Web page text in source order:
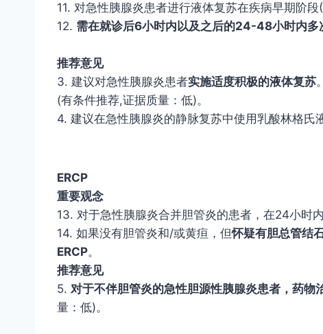
11. 对急性胰腺炎患者进行液体复苏在疾病早期阶段
12. 需在就诊后6小时内以及之后的24-48小时内
推荐意见
3. 建议对急性胰腺炎患者实施适度积极的液体复苏
(有条件推荐,证据质量：低)。
4. 建议在急性胰腺炎的静脉复苏中使用乳酸林格氏
ERCP
重要观念
13. 对于急性胰腺炎合并胆管炎的患者，在24小时
14. 如果没有胆管炎和/或黄疸，但怀疑有胆总管结
ERCP。
推荐意见
5. 对于不伴胆管炎的急性胆源性胰腺炎患者，药物
量：低)。